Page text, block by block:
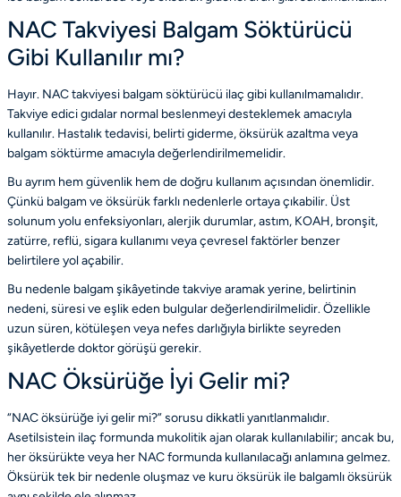
NAC Takviyesi Balgam Söktürücü
Gibi Kullanılır mı?
Hayır. NAC takviyesi balgam söktürücü ilaç gibi kullanılmamalıdır.
Takviye edici gıdalar normal beslenmeyi desteklemek amacıyla
kullanılır. Hastalık tedavisi, belirti giderme, öksürük azaltma veya
balgam söktürme amacıyla değerlendirilmemelidir.
Bu ayrım hem güvenlik hem de doğru kullanım açısından önemlidir.
Çünkü balgam ve öksürük farklı nedenlerle ortaya çıkabilir. Üst
solunum yolu enfeksiyonları, alerjik durumlar, astım, KOAH, bronşit,
zatürre, reflü, sigara kullanımı veya çevresel faktörler benzer
belirtilere yol açabilir.
Bu nedenle balgam şikâyetinde takviye aramak yerine, belirtinin
nedeni, süresi ve eşlik eden bulgular değerlendirilmelidir. Özellikle
uzun süren, kötüleşen veya nefes darlığıyla birlikte seyreden
şikâyetlerde doktor görüşü gerekir.
NAC Öksürüğe İyi Gelir mi?
“NAC öksürüğe iyi gelir mi?” sorusu dikkatli yanıtlanmalıdır.
Asetilsistein ilaç formunda mukolitik ajan olarak kullanılabilir; ancak bu,
her öksürükte veya her NAC formunda kullanılacağı anlamına gelmez.
Öksürük tek bir nedenle oluşmaz ve kuru öksürük ile balgamlı öksürük